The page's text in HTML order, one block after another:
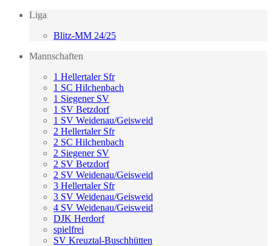
Liga
Blitz-MM 24/25
Mannschaften
1 Hellertaler Sfr
1 SC Hilchenbach
1 Siegener SV
1 SV Betzdorf
1 SV Weidenau/Geisweid
2 Hellertaler Sfr
2 SC Hilchenbach
2 Siegener SV
2 SV Betzdorf
2 SV Weidenau/Geisweid
3 Hellertaler Sfr
3 SV Weidenau/Geisweid
4 SV Weidenau/Geisweid
DJK Herdorf
spielfrei
SV Kreuztal-Buschhütten